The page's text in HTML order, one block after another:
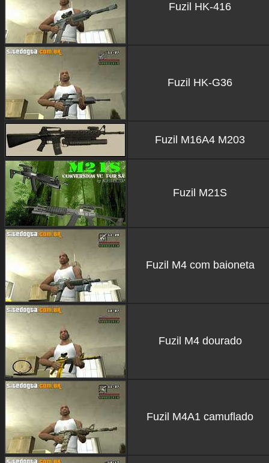
Fuzil HK-416
Fuzil HK-G36
Fuzil M16A4 M203
Fuzil M21S
Fuzil M4 com baioneta
Fuzil M4 dourado
Fuzil M4A1 camuflado